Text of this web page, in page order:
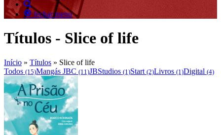
fechar menu
Títulos - Slice of life
Início » Títulos » Slice of life
Todos (15)Mangás JBC (11)JBStudios (1)Start (2)Livros (1)Digital (4)